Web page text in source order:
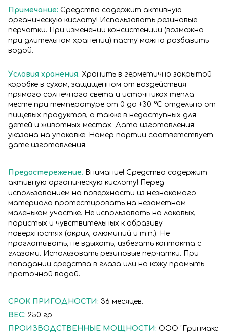
Примечание: Средство содержит активную
органическую кислоту! Использовать резиновые
перчатки. При изменении консистенции (возможна
при длительном хранении) пасту можно разбавить
водой.
Условия хранения. Хранить в герметично закрытой
коробке в сухом, защищенном от воздействия
прямого солнечного света и источниках тепла
месте при температуре от 0 до +30 °С отдельно от
пищевых продуктов, а также в недоступных для
детей и животных местах. Дата изготовления:
указана на упаковке. Номер партии соответствует
дате изготовления.
Предостережение. Внимание! Средство содержит
активную органическую кислоту! Перед
использованием на поверхности из незнакомого
материала протестировать на незаметном
маленьком участке. Не использовать на лаковых,
пористых и чувствительных к абразиву
поверхностях (акрил, алюминий и т.п.). Не
проглатывать, не вдыхать, избегать контакта с
глазами. Использовать резиновые перчатки. При
попадании средства в глаза или на кожу промыть
проточной водой.
СРОК ПРИГОДНОСТИ: 36 месяцев.
ВЕС: 250 гр
ПРОИЗВОДСТВЕННЫЕ МОЩНОСТИ: ООО "Гринмакс